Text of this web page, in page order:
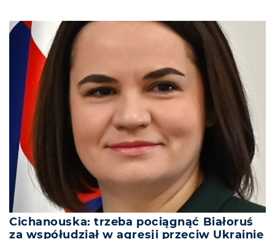
Cichanouska: trzeba pociągnąć Białoruś
za współudział w agresji przeciw Ukrainie